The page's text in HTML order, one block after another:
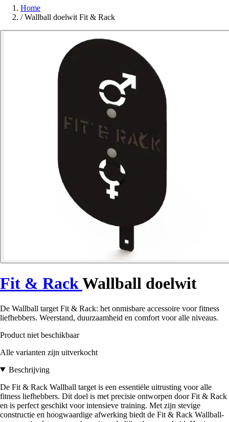
Home
/ Wallball doelwit Fit & Rack
Fit & RackWallball doelwit
De Wallball target Fit & Rack: het onmisbare accessoire voor fitness
liefhebbers. Weerstand, duurzaamheid en comfort voor alle niveaus.
Product niet beschikbaar
Alle varianten zijn uitverkocht
Beschrijving
De Fit & Rack Wallball target is een essentiële uitrusting voor alle
fitness liefhebbers. Dit doel is met precisie ontworpen door Fit & Rack
en is perfect geschikt voor intensieve training. Met zijn stevige
constructie en hoogwaardige afwerking biedt de Fit & Rack Wallball-